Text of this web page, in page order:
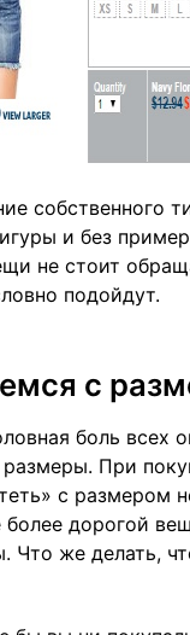
собственного
и без
не стоит
подойдут.
с
боль всех
При
с размером
более дорогой
Что же делать,